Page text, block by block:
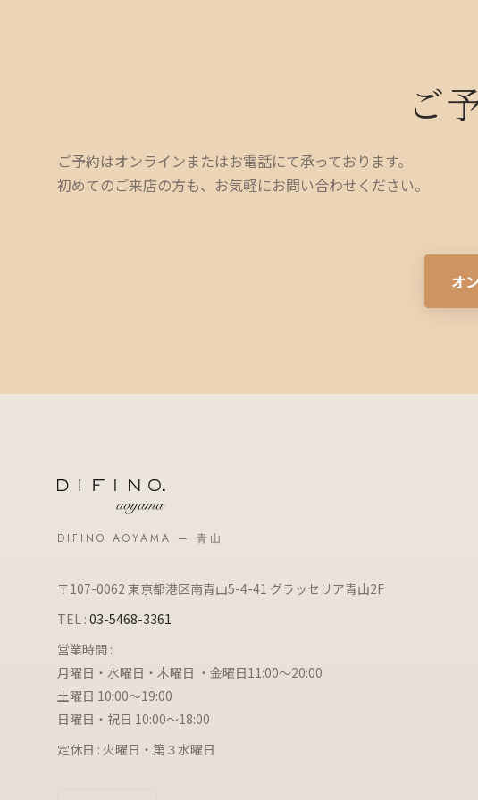
ご
ご予約はオンラインまたはお電話にて承っております。
初めてのご来店の方も、お気軽にお問い合わせください。
オ
DIFINO AOYAMA — 青山
〒107-0062 東京都港区南青山5-4-41 グラッセリア青山2F
TEL : 03-5468-3361
営業時間 :
月曜日・水曜日・木曜日 ・金曜日11:00～20:00
土曜日 10:00～19:00
日曜日・祝日 10:00～18:00
定休日 : 火曜日・第３水曜日